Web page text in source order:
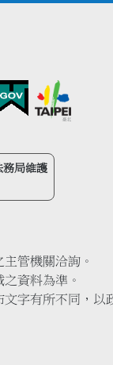
務局維護
管機關洽詢。
資料為準。
字有所不同，以